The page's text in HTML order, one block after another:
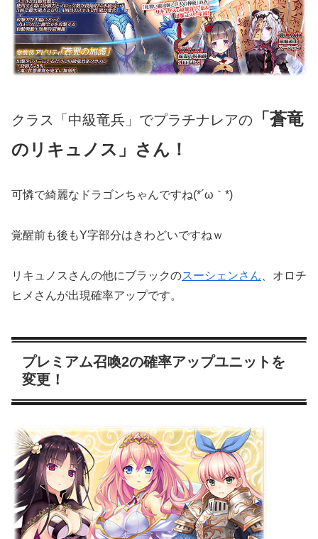
クラス「中級竜兵」でプラチナレアの
「蒼竜
のリキュノス」さん！
可憐で綺麗なドラゴンちゃんですね(*´ω｀*)
覚醒前も後もY字部分はきわどいですねｗ
リキュノスさんの他にブラックのスーシェンさん 、オロチ
ヒメさんが出現確率アップです。
プレミアム召喚2の確率アップユニットを
変更！